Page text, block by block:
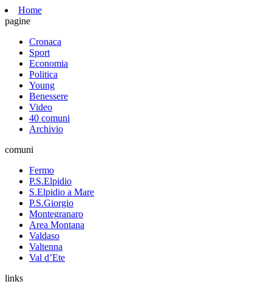
Home
pagine
Cronaca
Sport
Economia
Politica
Young
Benessere
Video
40 comuni
Archivio
comuni
Fermo
P.S.Elpidio
S.Elpidio a Mare
P.S.Giorgio
Montegranaro
Area Montana
Valdaso
Valtenna
Val d’Ete
links